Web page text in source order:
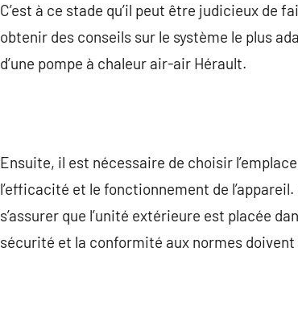
C’est à ce stade qu’il peut être judicieux de
obtenir des conseils sur le système le plus
d’une pompe à chaleur air-air Hérault.
Ensuite, il est nécessaire de choisir
l’efficacité et le fonctionnement de
s’assurer que l’unité extérieure est placée
sécurité et la conformité aux normes